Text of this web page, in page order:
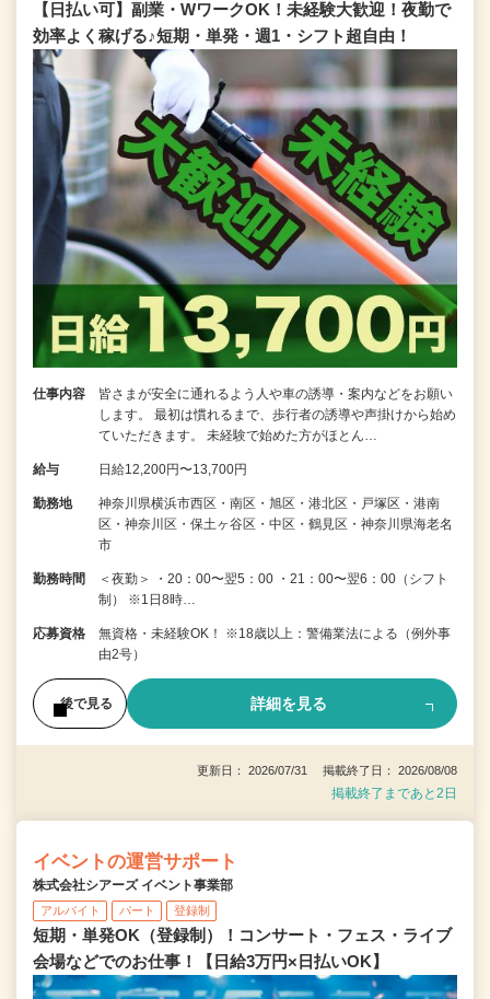
【日払い可】副業・WワークOK！未経験大歓迎！夜勤で
効率よく稼げる♪短期・単発・週1・シフト超自由！
仕事内容
皆さまが安全に通れるよう人や車の誘導・案内などをお願い
します。 最初は慣れるまで、歩行者の誘導や声掛けから始め
ていただきます。 未経験で始めた方がほとん…
給与 日給12,200円〜13,700円
勤務地
神奈川県横浜市西区・南区・旭区・港北区・戸塚区・港南
区・神奈川区・保土ヶ谷区・中区・鶴見区・神奈川県海老名
市
勤務時間
＜夜勤＞ ・20：00〜翌5：00 ・21：00〜翌6：00（シフト
制） ※1日8時…
応募資格
無資格・未経験OK！ ※18歳以上：警備業法による（例外事
由2号）
後で見る 詳細を見る
更新日： 2026/07/31 掲載終了日： 2026/08/08
掲載終了まであと2日
イベントの運営サポート
株式会社シアーズ イベント事業部
アルバイト パート 登録制
短期・単発OK（登録制）！コンサート・フェス・ライブ
会場などでのお仕事！【日給3万円×日払いOK】